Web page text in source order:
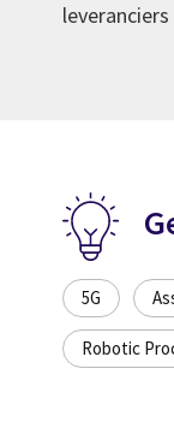
5G
Robotic